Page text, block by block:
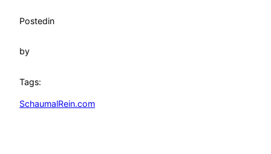
Postedin
by
Tags:
SchaumalRein.com